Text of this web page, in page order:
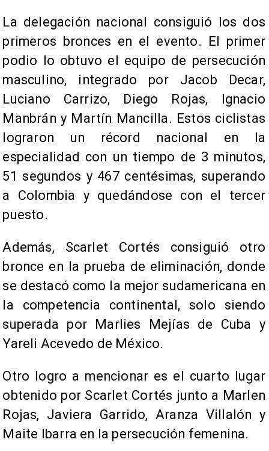
La delegación nacional consiguió los dos
primeros bronces en el evento. El primer
podio lo obtuvo el equipo de persecución
masculino, integrado por Jacob Decar,
Luciano Carrizo, Diego Rojas, Ignacio
Manbrán y Martín Mancilla. Estos ciclistas
lograron un récord nacional en la
especialidad con un tiempo de 3 minutos,
51 segundos y 467 centésimas, superando
a Colombia y quedándose con el tercer
puesto.
Además, Scarlet Cortés consiguió otro
bronce en la prueba de eliminación, donde
se destacó como la mejor sudamericana en
la competencia continental, solo siendo
superada por Marlies Mejías de Cuba y
Yareli Acevedo de México.
Otro logro a mencionar es el cuarto lugar
obtenido por Scarlet Cortés junto a Marlen
Rojas, Javiera Garrido, Aranza Villalón y
Maite Ibarra en la persecución femenina.